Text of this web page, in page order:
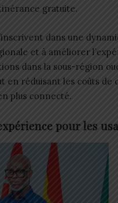
gratuite.
dans une
et à améliorer
dans la sous-région
en réduisant les coûts de
plus connecté.
pour les